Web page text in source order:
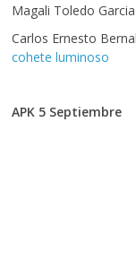
Magali Toledo Garcia
Carlos Ernesto
cohete luminoso
APK 5 Septiembre